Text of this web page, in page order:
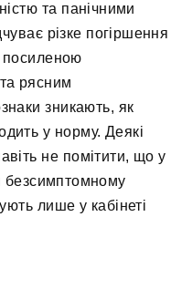
та панічними
різке погіршення
посиленою
рясним
зникають, як
у норму. Деякі
не помітити, що у
безсимптомному
лише у кабінеті